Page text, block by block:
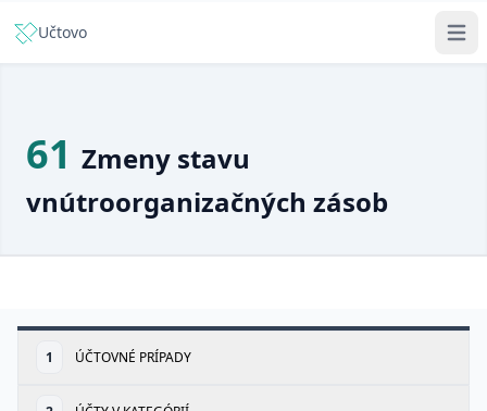
Učtovo
61 Zmeny stavu
vnútroorganizačných zásob
1 ÚČTOVNÉ PRÍPADY